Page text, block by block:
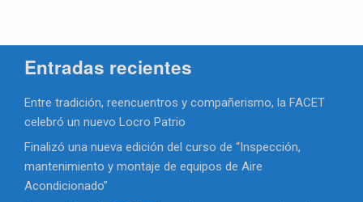
Entradas recientes
Entre tradición, reencuentros y compañerismo, la FACET
celebró un nuevo Locro Patrio
Finalizó una nueva edición del curso de “Inspección,
mantenimiento y montaje de equipos de Aire
Acondicionado”